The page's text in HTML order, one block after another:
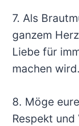
7. Als
ganzem
Liebe für
machen wird.
8. Möge
Respekt